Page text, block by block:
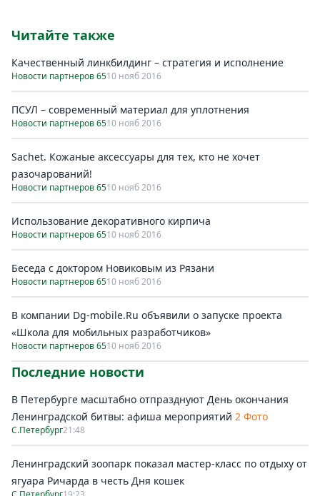
Читайте также
Качественный линкбилдинг – стратегия и исполнение
Новости партнеров 6510 нояб 2016
ПСУЛ – современный материал для уплотнения
Новости партнеров 6510 нояб 2016
Sachet. Кожаные аксессуары для тех, кто не хочет
разочарований!
Новости партнеров 6510 нояб 2016
Использование декоративного кирпича
Новости партнеров 6510 нояб 2016
Беседа с доктором Новиковым из Рязани
Новости партнеров 6510 нояб 2016
В компании Dg-mobile.Ru объявили о запуске проекта
«Школа для мобильных разработчиков»
Новости партнеров 6510 нояб 2016
Последние новости
В Петербурге масштабно отпразднуют День окончания
Ленинградской битвы: афиша мероприятий 2 Фото
С.Петербург21:48
Ленинградский зоопарк показал мастер-класс по отдыху от
ягуара Ричарда в честь Дня кошек